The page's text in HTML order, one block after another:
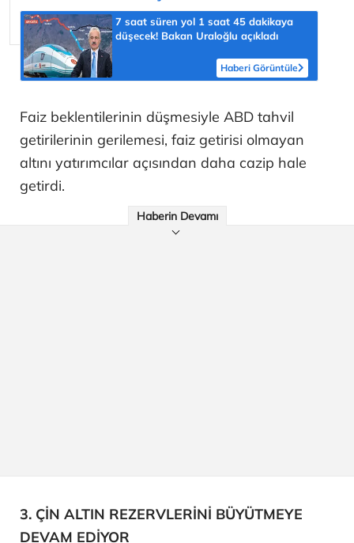
7 saat süren yol 1 saat 45 dakikaya
düşecek! Bakan Uraloğlu açıkladı
Haberi Görüntüle
Faiz beklentilerinin düşmesiyle ABD tahvil
getirilerinin gerilemesi, faiz getirisi olmayan
altını yatırımcılar açısından daha cazip hale
getirdi.
Haberin Devamı
3. ÇİN ALTIN REZERVLERİNİ BÜYÜTMEYE
DEVAM EDİYOR